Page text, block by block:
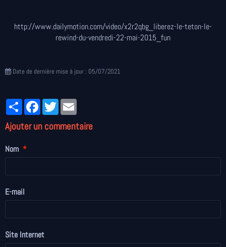
http://www.dailymotion.com/video/x2r2qbg_liberez-le-teton-le-
rewind-du-vendredi-22-mai-2015_fun
Date de dernière mise à jour : 05/07/2021
PartagerFacebookTwitter
Ajouter un commentaire
Nom
E-mail
Site Internet